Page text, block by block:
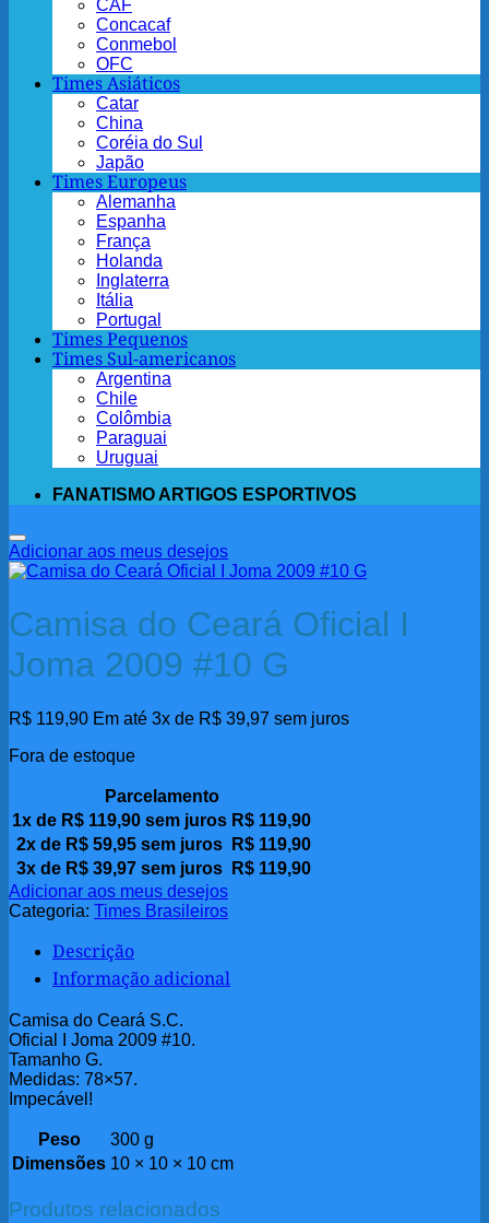
CAF
Concacaf
Conmebol
OFC
Times Asiáticos
Catar
China
Coréia do Sul
Japão
Times Europeus
Alemanha
Espanha
França
Holanda
Inglaterra
Itália
Portugal
Times Pequenos
Times Sul-americanos
Argentina
Chile
Colômbia
Paraguai
Uruguai
FANATISMO ARTIGOS ESPORTIVOS
Adicionar aos meus desejos
Camisa do Ceará Oficial I
Joma 2009 #10 G
R$ 119,90 Em até 3x de R$ 39,97 sem juros
Fora de estoque
Parcelamento
1x de R$ 119,90 sem juros R$ 119,90
2x de R$ 59,95 sem juros R$ 119,90
3x de R$ 39,97 sem juros R$ 119,90
Adicionar aos meus desejos
Categoria: Times Brasileiros
Descrição
Informação adicional
Camisa do Ceará S.C.
Oficial I Joma 2009 #10.
Tamanho G.
Medidas: 78×57.
Impecável!
Peso
300 g
Dimensões 10 × 10 × 10 cm
Produtos relacionados